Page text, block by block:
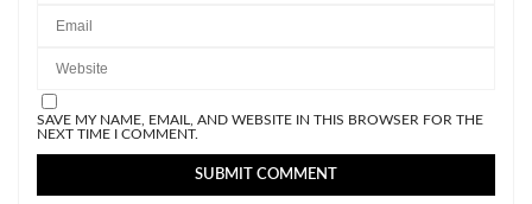
SAVE MY NAME, EMAIL, AND WEBSITE IN THIS BROWSER FOR THE
NEXT TIME I COMMENT.